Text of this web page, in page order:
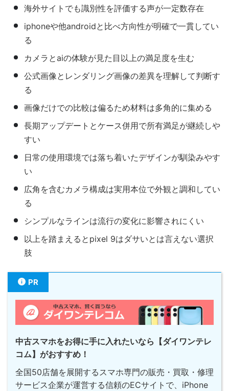
海外サイトでも識別性を評価する声が一定数存在
iphoneや他androidと比べ方向性が明確で一貫してい
る
カメラとaiの体験が見た目以上の満足度を生む
公式画像とレンダリング画像の差異を理解して判断す
る
画像だけでの比較は偏るため材料は多角的に集める
長期アップデートとケース併用で所有満足が継続しや
すい
日常の使用環境では落ち着いたデザインが馴染みやす
い
広角を含むカメラ構成は実用本位で外観と調和してい
る
シンプルなラインは流行の変化に影響されにくい
以上を踏まえるとpixel 9はダサいとは言えない選択
肢
PR
中古スマホをお得に手に入れたいなら【ダイワンテレ
コム】がおすすめ！
全国50店舗を展開するスマホ専門の販売・買取・修理
サービス企業が運営する信頼のECサイトで、iPhone